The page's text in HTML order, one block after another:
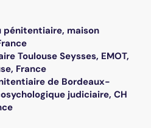
pénitentiaire, maison
Toulouse Seysses, EMOT,
France
de Bordeaux-
judiciaire, CH